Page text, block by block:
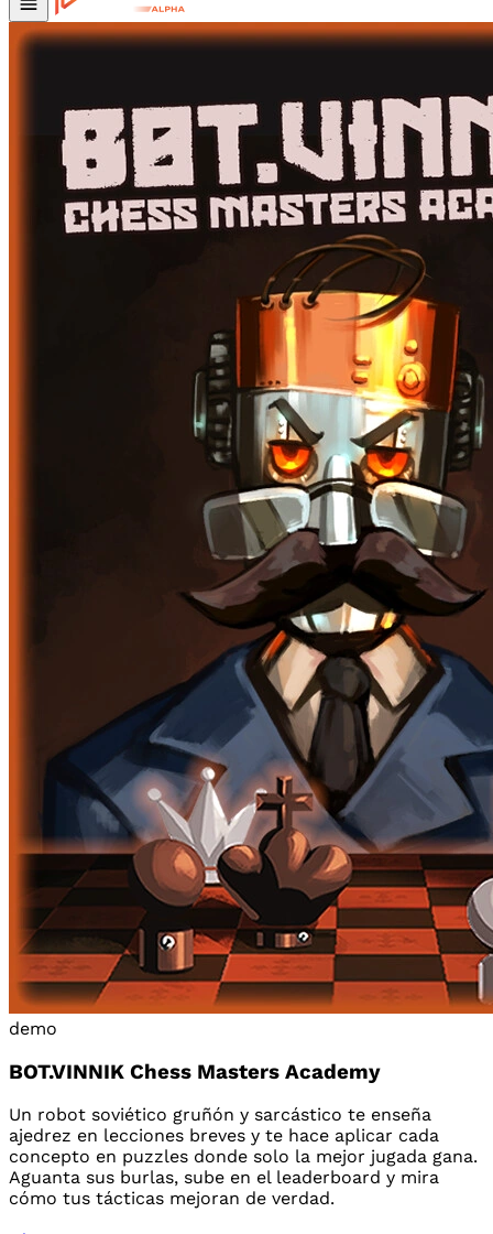
demo
BOT.VINNIK Chess Masters Academy
Un robot soviético gruñón y sarcástico te enseña
ajedrez en lecciones breves y te hace aplicar cada
concepto en puzzles donde solo la mejor jugada gana.
Aguanta sus burlas, sube en el leaderboard y mira
cómo tus tácticas mejoran de verdad.